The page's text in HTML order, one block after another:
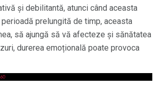
și debilitantă, atunci când aceasta
prelungită de timp, aceasta
să ajungă să vă afecteze și sănătatea
durerea emoțională poate provoca